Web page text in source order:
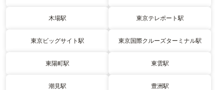
木場駅 東京テレポート駅
東京ビッグサイト駅 東京国際クルーズターミナル駅
東陽町駅 東雲駅
潮見駅 豊洲駅